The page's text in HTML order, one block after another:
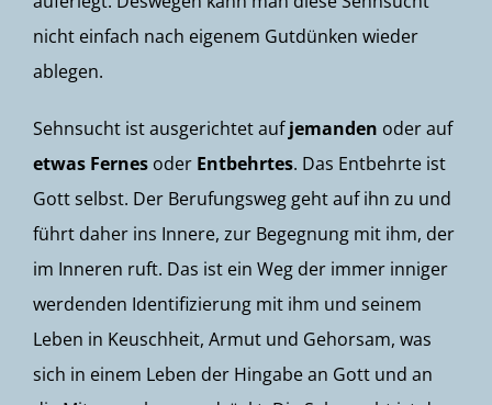
nicht einfach nach eigenem Gutdünken wieder
ablegen.
Sehnsucht ist ausgerichtet aufjemanden oder auf
etwas Fernes oder Entbehrtes. Das Entbehrte ist
Gott selbst. Der Berufungsweg geht auf ihn zu und
führt daher ins Innere, zur Begegnung mit ihm, der
im Inneren ruft. Das ist ein Weg der immer inniger
werdenden Identifizierung mit ihm und seinem
Leben in Keuschheit, Armut und Gehorsam, was
sich in einem Leben der Hingabe an Gott und an